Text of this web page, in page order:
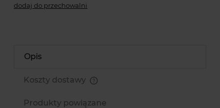
dodaj do przechowalni
Opis
Koszty dostawy
Produkty powiązane